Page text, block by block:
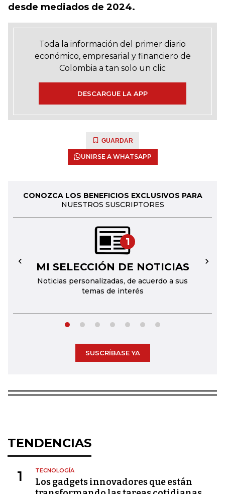
desde mediados de 2024.
Toda la información del primer diario
económico, empresarial y financiero de
Colombia a tan solo un clic
DESCARGUE LA APP
GUARDAR
UNIRSE A WHATSAPP
CONOZCA LOS BENEFICIOS EXCLUSIVOS PARA
NUESTROS SUSCRIPTORES
1
MI SELECCIÓN DE NOTICIAS
Noticias personalizadas, de acuerdo a sus
temas de interés
← →
SUSCRÍBASE YA
TENDENCIAS
1 TECNOLOGÍA
Los gadgets innovadores que están